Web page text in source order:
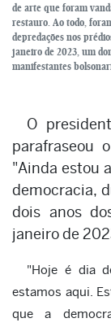
de arte que foram
restauro. Ao todo,
depredações nos
janeiro de 2023, um
manifestantes
O
parafraseou
"Ainda estou
democracia,
dois anos
janeiro de
"Hoje é dia
estamos aqui.
que a